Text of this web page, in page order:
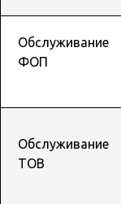
Обслуживание
ФОП
Обслуживание
ТОВ